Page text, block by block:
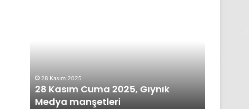
28 Kasım 2025
28 Kasım Cuma 2025, Gıynık
Medya manşetleri